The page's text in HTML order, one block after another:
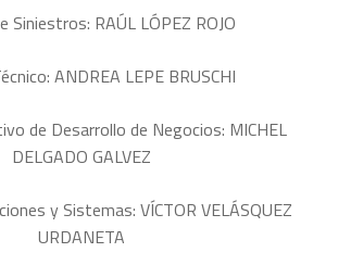
Siniestros: RAÚL LÓPEZ ROJO
ANDREA LEPE BRUSCHI
de Desarrollo de Negocios: MICHEL
DELGADO GALVEZ
y Sistemas: VÍCTOR VELÁSQUEZ
URDANETA